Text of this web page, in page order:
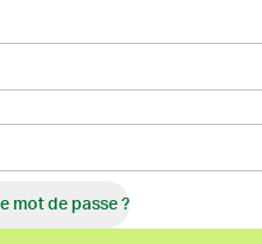
mot de passe ?